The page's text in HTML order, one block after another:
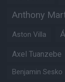
Anthony
Aston Villa
Axel Tuanzebe
Benjamin Sesko